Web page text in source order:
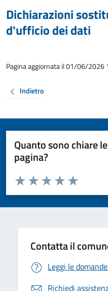
Dichiarazioni
d'ufficio dei dati
Pagina aggiornata il 01/06/2026
Indietro
Quanto sono chiare
pagina?
Valuta da 1 a 5 stelle la pagina
Valuta 5
Valuta 4 stelle
Valuta 3 stelle su 5
Valuta 2 stelle su 5
Valuta 1 stelle su 5
Contatta il
Leggi le
Richiedi